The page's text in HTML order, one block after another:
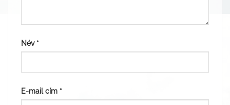
Név *
E-mail cím *